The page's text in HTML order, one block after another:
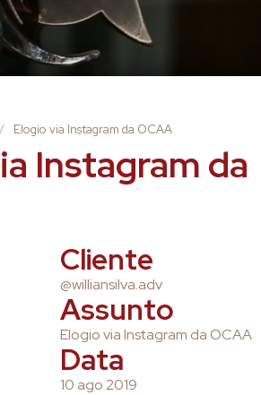
/ Elogio via Instagram da OCAA
Instagram da
Cliente
@williansilva.adv
Assunto
Elogio via Instagram da OCAA
Data
10 ago 2019